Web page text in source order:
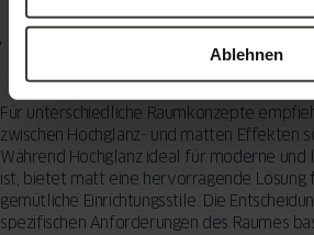
Ablehnen
ideal für entspannte Atmosphären.
Für unterschiedliche Raumkonzepte
zwischen Hochglanz- und matten Effekten
Während Hochglanz ideal für moderne und
ist, bietet matt eine hervorragende Lösung
gemütliche Einrichtungsstile. Die
spezifischen Anforderungen des Raumes